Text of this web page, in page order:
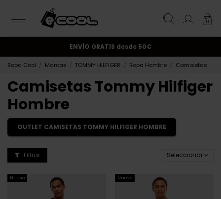
0
ENVÍO GRATIS desde 50€
¡Suscríbete y obtén un 10% de descuento!.
Ropa Cool Marcas TOMMY HILFIGER Ropa Hombre Camisetas
Camisetas Tommy Hilfiger
Hombre
OUTLET CAMISETAS TOMMY HILFIGER HOMBRE
Filtrar Seleccionar
Nuevo Nuevo